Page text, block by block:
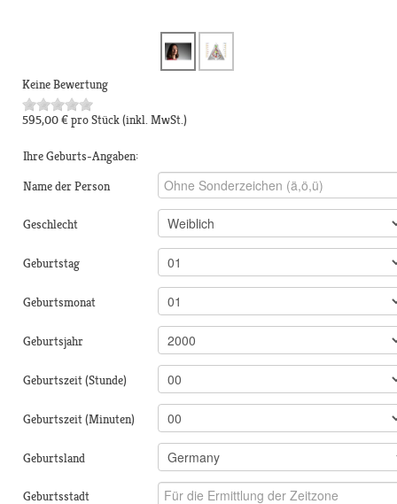
Keine Bewertung
595,00 €pro Stück(inkl. MwSt.)
Ihre Geburts-Angaben:
Name der Person
Geschlecht
Geburtstag
Geburtsmonat
Geburtsjahr
Geburtszeit (Stunde)
Geburtszeit (Minuten)
Geburtsland
Geburtsstadt